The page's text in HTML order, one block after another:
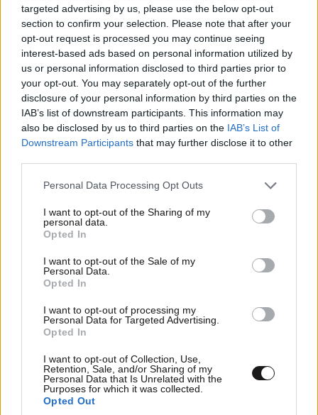
targeted advertising by us, please use the below opt-out
section to confirm your selection. Please note that after your
opt-out request is processed you may continue seeing
interest-based ads based on personal information utilized by
us or personal information disclosed to third parties prior to
your opt-out. You may separately opt-out of the further
disclosure of your personal information by third parties on the
IAB’s list of downstream participants. This information may
also be disclosed by us to third parties on the IAB’s List of
Downstream Participants that may further disclose it to other
Please note that this website/app uses one or more Google
not limited to your visit or usage behaviour. You may click to
grant or deny consent to Google and its third-party tags to
use your data for below specified purposes in below Google
consent section.
Personal Data Processing Opt Outs
I want to opt-out of the Sharing of my
personal data.
Opted In
I want to opt-out of the Sale of my
Personal Data.
Opted In
I want to opt-out of processing my
Personal Data for Targeted Advertising.
Opted In
I want to opt-out of Collection, Use,
Retention, Sale, and/or Sharing of my
Personal Data that Is Unrelated with the
Purposes for which it was collected.
Opted Out
Φιντάν: «Η Ρωσία μπορεί να φτάσει στην
τελευταία της επιλογή» – Προειδοποίηση για
κλιμάκωση του πολέμου στην Ουκρανία
Η «σκιά» του Τραμπ πάνω από τα Βαλκάνια:
Γιατί η Βοσνία κινδυνεύει με νέα
αποσταθεροποίηση – Νέος πόλος στη μάχη